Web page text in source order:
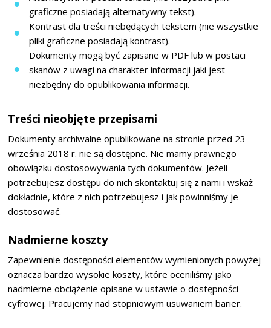
graficzne posiadają alternatywny tekst).
Kontrast dla treści niebędących tekstem (nie wszystkie
pliki graficzne posiadają kontrast).
Dokumenty mogą być zapisane w PDF lub w postaci
skanów z uwagi na charakter informacji jaki jest
niezbędny do opublikowania informacji.
Treści nieobjęte przepisami
Dokumenty archiwalne opublikowane na stronie przed 23
września 2018 r. nie są dostępne. Nie mamy prawnego
obowiązku dostosowywania tych dokumentów. Jeżeli
potrzebujesz dostępu do nich skontaktuj się z nami i wskaż
dokładnie, które z nich potrzebujesz i jak powinniśmy je
dostosować.
Nadmierne koszty
Zapewnienie dostępności elementów wymienionych powyżej
oznacza bardzo wysokie koszty, które oceniliśmy jako
nadmierne obciążenie opisane w ustawie o dostępności
cyfrowej. Pracujemy nad stopniowym usuwaniem barier.